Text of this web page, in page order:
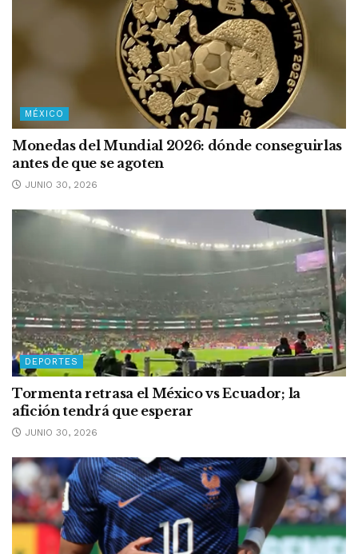
MÉXICO
Monedas del Mundial 2026: dónde conseguirlas
antes de que se agoten
JUNIO 30, 2026
DEPORTES
Tormenta retrasa el México vs Ecuador; la
afición tendrá que esperar
JUNIO 30, 2026